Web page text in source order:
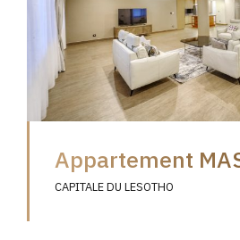
Appartement
CAPITALE DU LESOTHO